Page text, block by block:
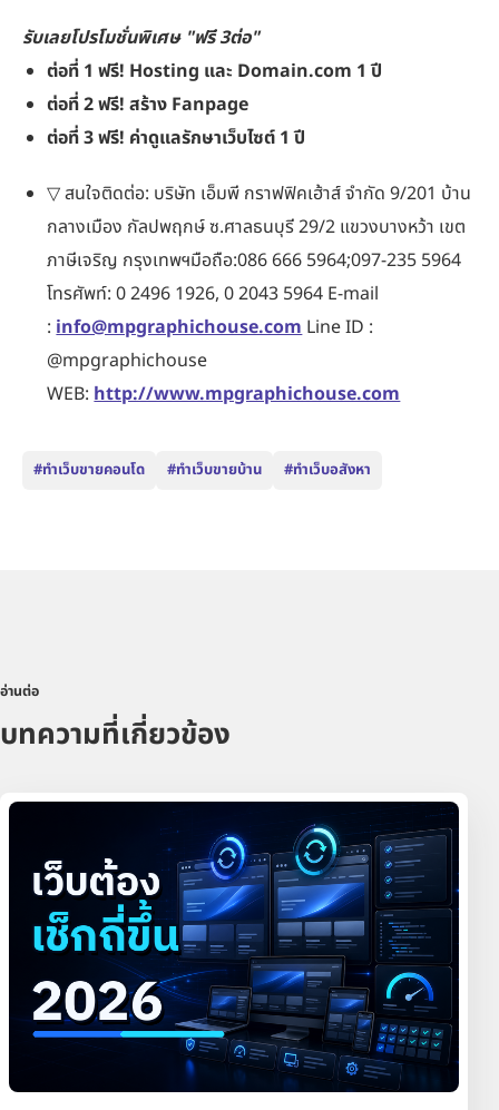
รับเลยโปรโมชั่นพิเศษ "ฟรี 3ต่อ"
ต่อที่ 1 ฟรี! Hosting และ Domain.com 1 ปี
ต่อที่ 2 ฟรี! สร้าง Fanpage
ต่อที่ 3 ฟรี! ค่าดูแลรักษาเว็บไซต์ 1 ปี
▽ สนใจติดต่อ: บริษัท เอ็มพี กราฟฟิคเฮ้าส์ จำกัด 9/201 บ้าน
กลางเมือง กัลปพฤกษ์ ซ.ศาลธนบุรี 29/2 แขวงบางหว้า เขต
ภาษีเจริญ กรุงเทพฯมือถือ:086 666 5964;097-235 5964
โทรศัพท์: 0 2496 1926, 0 2043 5964 E-mail
: info@mpgraphichouse.com Line ID :
@mpgraphichouse
WEB: http://www.mpgraphichouse.com
#ทำเว็บขายคอนโด #ทำเว็บขายบ้าน #ทำเว็บอสังหา
อ่านต่อ
บทความที่เกี่ยวข้อง